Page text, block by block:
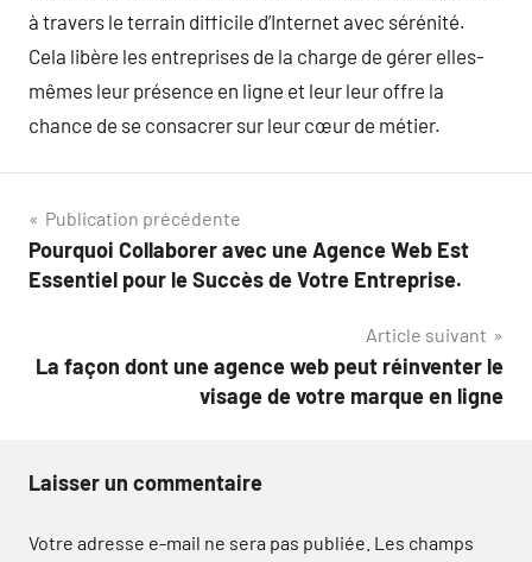
à travers le terrain difficile d’Internet avec sérénité.
Cela libère les entreprises de la charge de gérer elles-
mêmes leur présence en ligne et leur leur offre la
chance de se consacrer sur leur cœur de métier.
Navigation
de
Publication précédente
Pourquoi Collaborer avec une Agence Web Est
Essentiel pour le Succès de Votre Entreprise.
Article suivant
La façon dont une agence web peut réinventer le
visage de votre marque en ligne
Laisser un commentaire
Votre adresse e-mail ne sera pas publiée. Les champs